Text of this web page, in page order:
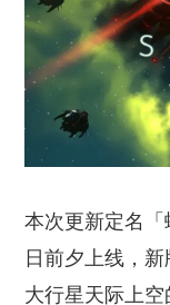
本次更新定名
日前夕上线，
大行星天际上